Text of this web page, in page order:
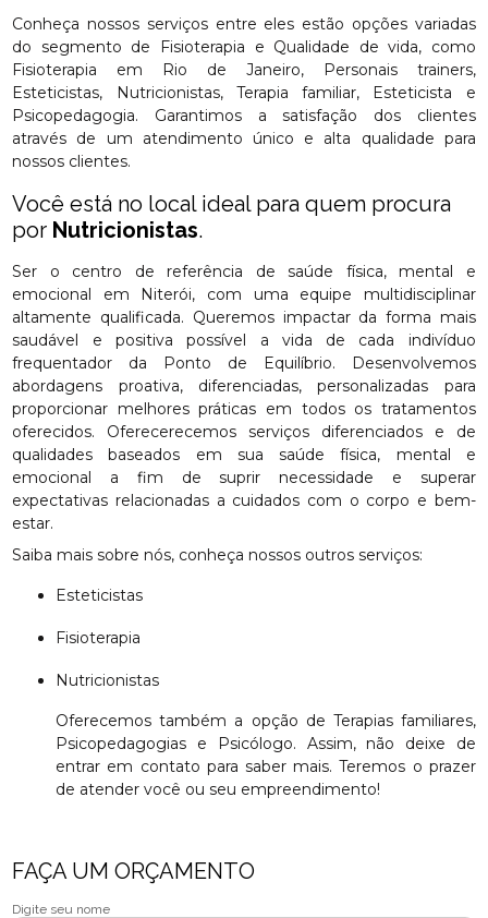
Conheça nossos serviços entre eles estão opções variadas
do segmento de Fisioterapia e Qualidade de vida, como
Fisioterapia em Rio de Janeiro, Personais trainers,
Esteticistas, Nutricionistas, Terapia familiar, Esteticista e
Psicopedagogia. Garantimos a satisfação dos clientes
através de um atendimento único e alta qualidade para
nossos clientes.
Você está no local ideal para quem procura
por Nutricionistas.
Ser o centro de referência de saúde física, mental e
emocional em Niterói, com uma equipe multidisciplinar
altamente qualificada. Queremos impactar da forma mais
saudável e positiva possível a vida de cada indivíduo
frequentador da Ponto de Equilíbrio. Desenvolvemos
abordagens proativa, diferenciadas, personalizadas para
proporcionar melhores práticas em todos os tratamentos
oferecidos. Oferecerecemos serviços diferenciados e de
qualidades baseados em sua saúde física, mental e
emocional a fim de suprir necessidade e superar
expectativas relacionadas a cuidados com o corpo e bem-
estar.
Saiba mais sobre nós, conheça nossos outros serviços:
Esteticistas
Fisioterapia
Nutricionistas
Oferecemos também a opção de Terapias familiares,
Psicopedagogias e Psicólogo. Assim, não deixe de
entrar em contato para saber mais. Teremos o prazer
de atender você ou seu empreendimento!
FAÇA UM ORÇAMENTO
Digite seu nome